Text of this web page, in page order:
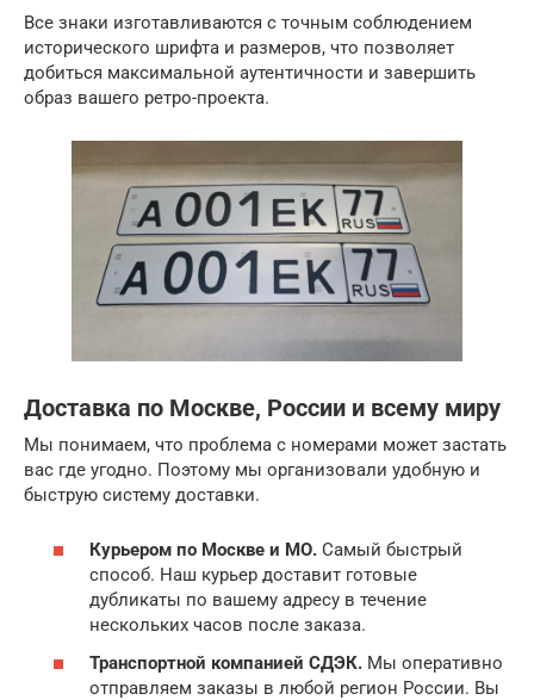
Все знаки изготавливаются с точным соблюдением
исторического шрифта и размеров, что позволяет
добиться максимальной аутентичности и завершить
образ вашего ретро-проекта.
Доставка по Москве, России и всему миру
Мы понимаем, что проблема с номерами может застать
вас где угодно. Поэтому мы организовали удобную и
быструю систему доставки.
Курьером по Москве и МО. Самый быстрый
способ. Наш курьер доставит готовые
дубликаты по вашему адресу в течение
нескольких часов после заказа.
Транспортной компанией СДЭК. Мы оперативно
отправляем заказы в любой регион России. Вы